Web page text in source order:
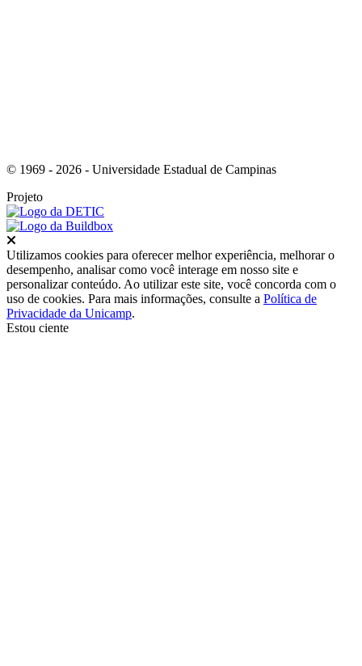
© 1969 - 2026 - Universidade Estadual de Campinas
Projeto
Utilizamos cookies para oferecer melhor experiência, melhorar o
desempenho, analisar como você interage em nosso site e
personalizar conteúdo. Ao utilizar este site, você concorda com o
uso de cookies. Para mais informações, consulte a Política de
Privacidade da Unicamp.
Estou ciente